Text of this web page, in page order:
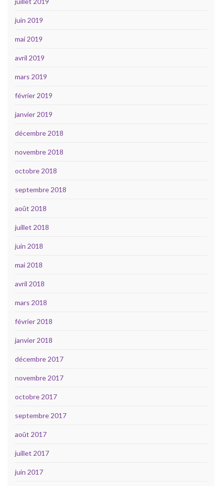
juin 2019
mai 2019
avril 2019
mars 2019
février 2019
janvier 2019
décembre 2018
novembre 2018
octobre 2018
septembre 2018
août 2018
juillet 2018
juin 2018
mai 2018
avril 2018
mars 2018
février 2018
janvier 2018
décembre 2017
novembre 2017
octobre 2017
septembre 2017
août 2017
juillet 2017
juin 2017